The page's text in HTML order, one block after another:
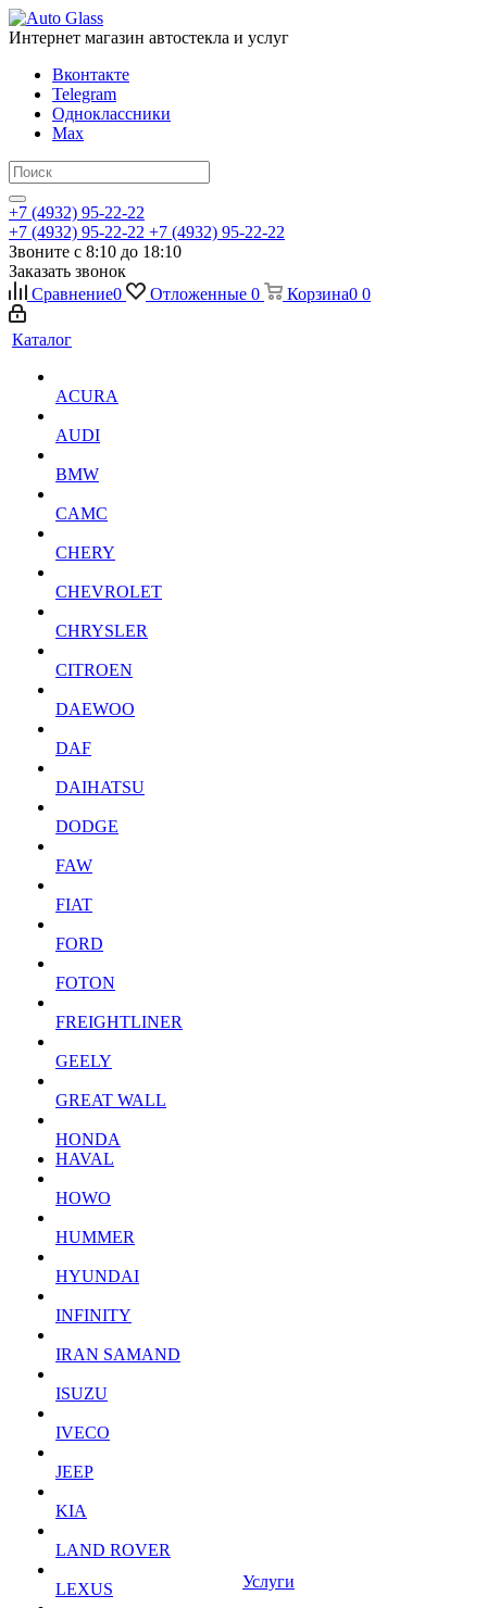
Интернет магазин автостекла и услуг
Вконтакте
Telegram
Одноклассники
Max
+7 (4932) 95-22-22
+7 (4932) 95-22-22 +7 (4932) 95-22-22
Звоните с 8:10 до 18:10
Заказать звонок
Сравнение0 Отложенные 0 Корзина0 0
Каталог
ACURA
AUDI
BMW
CAMC
CHERY
CHEVROLET
CHRYSLER
CITROEN
DAEWOO
DAF
DAIHATSU
DODGE
FAW
FIAT
FORD
FOTON
FREIGHTLINER
GEELY
GREAT WALL
HONDA
HAVAL
HOWO
HUMMER
HYUNDAI
INFINITY
IRAN SAMAND
ISUZU
IVECO
JEEP
KIA
LAND ROVER
LEXUS
Услуги